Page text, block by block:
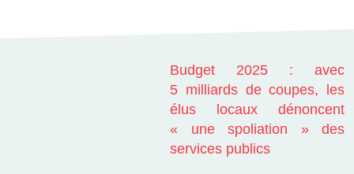
Budget 2025 : avec
5 milliards de coupes, les
élus locaux dénoncent
« une spoliation » des
services publics